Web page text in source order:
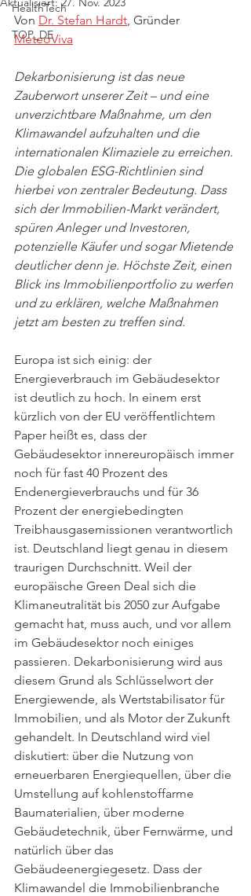
HealthTech
TOP_DE
Von Dr. Stefan Hardt, Gründer
MeteoViva
Dekarbonisierung ist das neue
Zauberwort unserer Zeit – und eine
unverzichtbare Maßnahme, um den
Klimawandel aufzuhalten und die
internationalen Klimaziele zu erreichen.
Die globalen ESG-Richtlinien sind
hierbei von zentraler Bedeutung. Dass
sich der Immobilien-Markt verändert,
spüren Anleger und Investoren,
potenzielle Käufer und sogar Mietende
deutlicher denn je. Höchste Zeit, einen
Blick ins Immobilienportfolio zu werfen
und zu erklären, welche Maßnahmen
jetzt am besten zu treffen sind.
Europa ist sich einig: der
Energieverbrauch im Gebäudesektor
ist deutlich zu hoch. In einem erst
kürzlich von der EU veröffentlichtem
Paper heißt es, dass der
Gebäudesektor innereuropäisch immer
noch für fast 40 Prozent des
Endenergieverbrauchs und für 36
Prozent der energiebedingten
Treibhausgasemissionen verantwortlich
ist. Deutschland liegt genau in diesem
traurigen Durchschnitt. Weil der
europäische Green Deal sich die
Klimaneutralität bis 2050 zur Aufgabe
gemacht hat, muss auch, und vor allem
im Gebäudesektor noch einiges
passieren. Dekarbonisierung wird aus
diesem Grund als Schlüsselwort der
Energiewende, als Wertstabilisator für
Immobilien, und als Motor der Zukunft
gehandelt. In Deutschland wird viel
diskutiert: über die Nutzung von
erneuerbaren Energiequellen, über die
Umstellung auf kohlenstoffarme
Baumaterialien, über moderne
Gebäudetechnik, über Fernwärme, und
natürlich über das
Gebäudeenergiegesetz. Dass der
Klimawandel die Immobilienbranche